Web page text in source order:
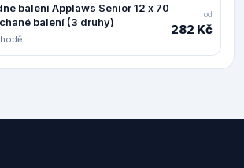
balení Applaws Senior 12 x 70
balení (3 druhy)
od
282 Kč